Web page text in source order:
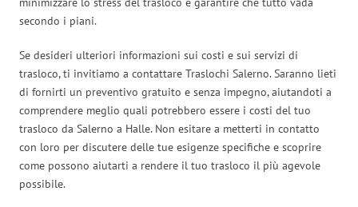
secondo i piani.
Se desideri ulteriori informazioni sui costi e sui servizi di
trasloco, ti invitiamo a contattare Traslochi Salerno. Saranno lieti
di fornirti un preventivo gratuito e senza impegno, aiutandoti a
comprendere meglio quali potrebbero essere i costi del tuo
trasloco da Salerno a Halle. Non esitare a metterti in contatto
con loro per discutere delle tue esigenze specifiche e scoprire
come possono aiutarti a rendere il tuo trasloco il più agevole
possibile.